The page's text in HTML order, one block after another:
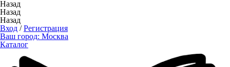
Назад
Назад
Назад
Вход /Регистрация
Ваш город: Москва
Каталог